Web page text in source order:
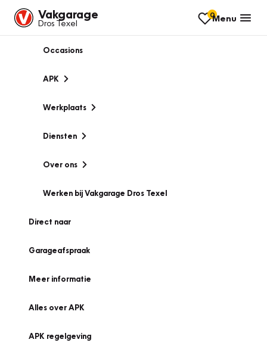
Vakgarage
Dros Texel
0Menu
Occasions
APK
Werkplaats
Diensten
Over ons
Werken bij Vakgarage Dros Texel
Direct naar
Garageafspraak
Meer informatie
Alles over APK
APK regelgeving